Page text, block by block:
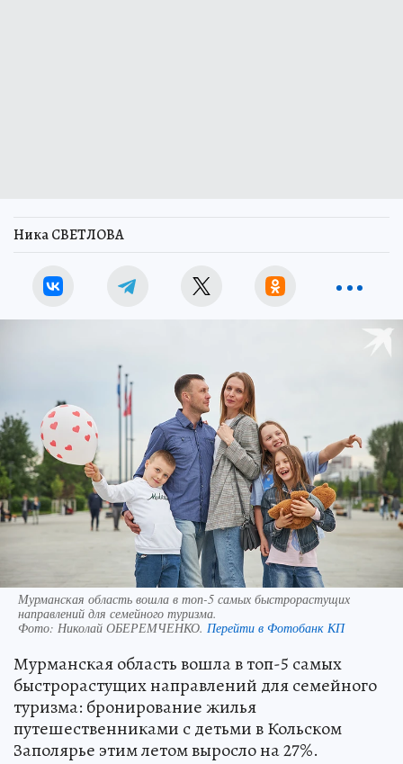
Ника СВЕТЛОВА
Мурманская область вошла в топ-5 самых быстрорастущих
направлений для семейного туризма.
Фото: Николай ОБЕРЕМЧЕНКО. Перейти в Фотобанк КП
Мурманская область вошла в топ-5 самых
быстрорастущих направлений для семейного
туризма: бронирование жилья
путешественниками с детьми в Кольском
Заполярье этим летом выросло на 27%.